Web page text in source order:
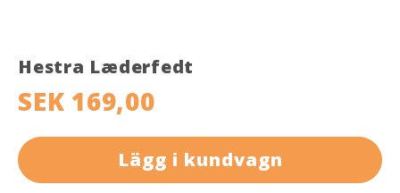
Hestra Læderfedt
SEK 169,00
Lägg i kundvagn